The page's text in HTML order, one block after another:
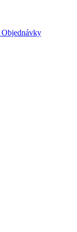
Objednávky